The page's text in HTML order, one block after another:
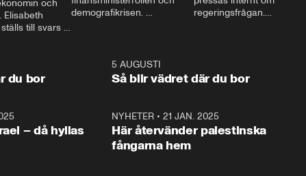
och
Elisabeth
till svars
demografikrisen.
och Makten.
regeringsfrågan.
– Vi ställer upp i val. Ska vi
vara med så sitter vi
1:06
du bor
5 AUGUSTI
Så blir vädret där du bor
– då hyllas
NYHETER •21 JAN. 2025
Här återvänder palestinska
fångarna hem